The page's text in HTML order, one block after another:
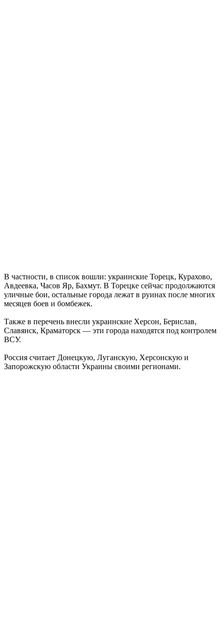
В частности, в список вошли: украинские Торецк, Курахово,
Авдеевка, Часов Яр, Бахмут. В Торецке сейчас продолжаются
уличные бои, остальные города лежат в руинах после многих
месяцев боев и бомбежек.
Также в перечень внесли украинские Херсон, Берислав,
Славянск, Краматорск — эти города находятся под контролем
ВСУ.
Россия считает Донецкую, Луганскую, Херсонскую и
Запорожскую области Украины своими регионами.